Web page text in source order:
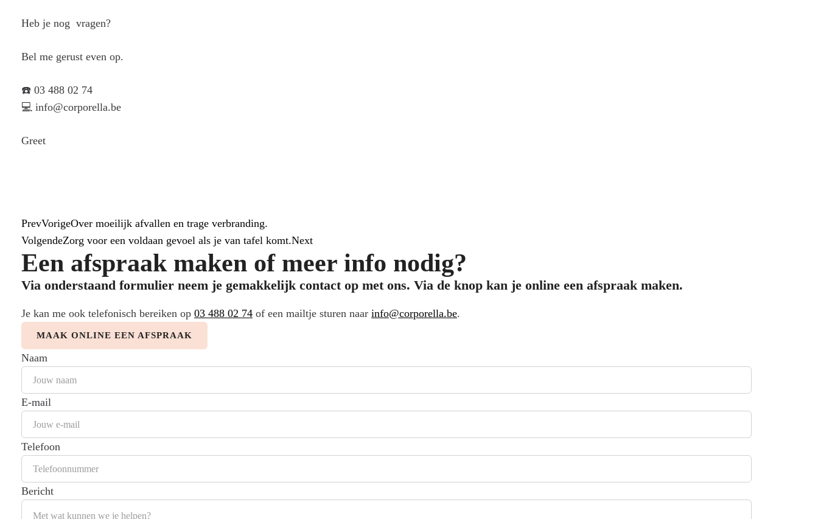
Heb je nog vragen?
Bel me gerust even op.
☎️ 03 488 02 74
💻 info@corporella.be
Greet
PrevVorigeOver moeilijk afvallen en trage verbranding.
VolgendeZorg voor een voldaan gevoel als je van tafel komt.Next
Een afspraak maken of meer info nodig?
Via onderstaand formulier neem je gemakkelijk contact op met ons. Via de knop kan je online een afspraak maken.
Je kan me ook telefonisch bereiken op 03 488 02 74 of een mailtje sturen naar info@corporella.be.
MAAK ONLINE EEN AFSPRAAK
Naam
E-mail
Telefoon
Bericht